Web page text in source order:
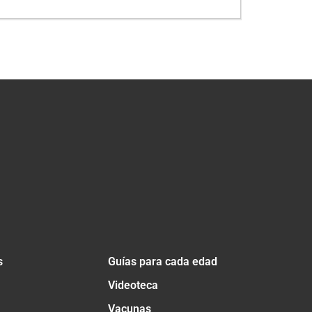
Guías para cada edad
Videoteca
Vacunas